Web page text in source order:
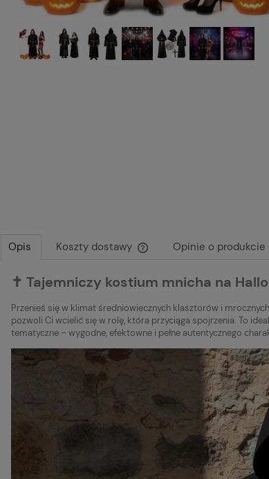
Opis Koszty dostawy
Cena nie zawiera
Opinie o produkcie
✝️ Tajemniczy kostium mnicha na
Przenieś się w klimat średniowiecznych klasztorów i
pozwoli Ci wcielić się w rolę, która przyciąga spojrzenia. To
tematyczne – wygodne, efektowne i pełne autentycznego